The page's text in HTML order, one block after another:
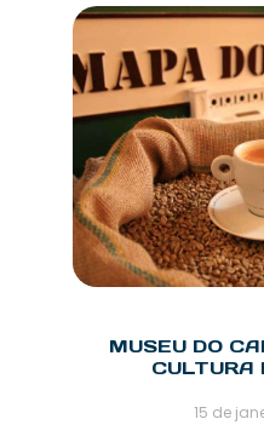
MUSEU DO
CULTURA
15 de